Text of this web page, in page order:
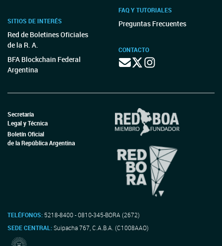
SITIOS DE INTERÉS
Red de Boletines Oficiales
de la R. A.
BFA Blockchain Federal
Argentina
FAQ Y TUTORIALES
Preguntas Frecuentes
CONTACTO
Secretaría
Legal y Técnica
Boletín Oficial
de la República Argentina
TELÉFONOS: 5218-8400 - 0810-345-BORA (2672)
SEDE CENTRAL:Suipacha 767, C.A.B.A. (C1008AAO)